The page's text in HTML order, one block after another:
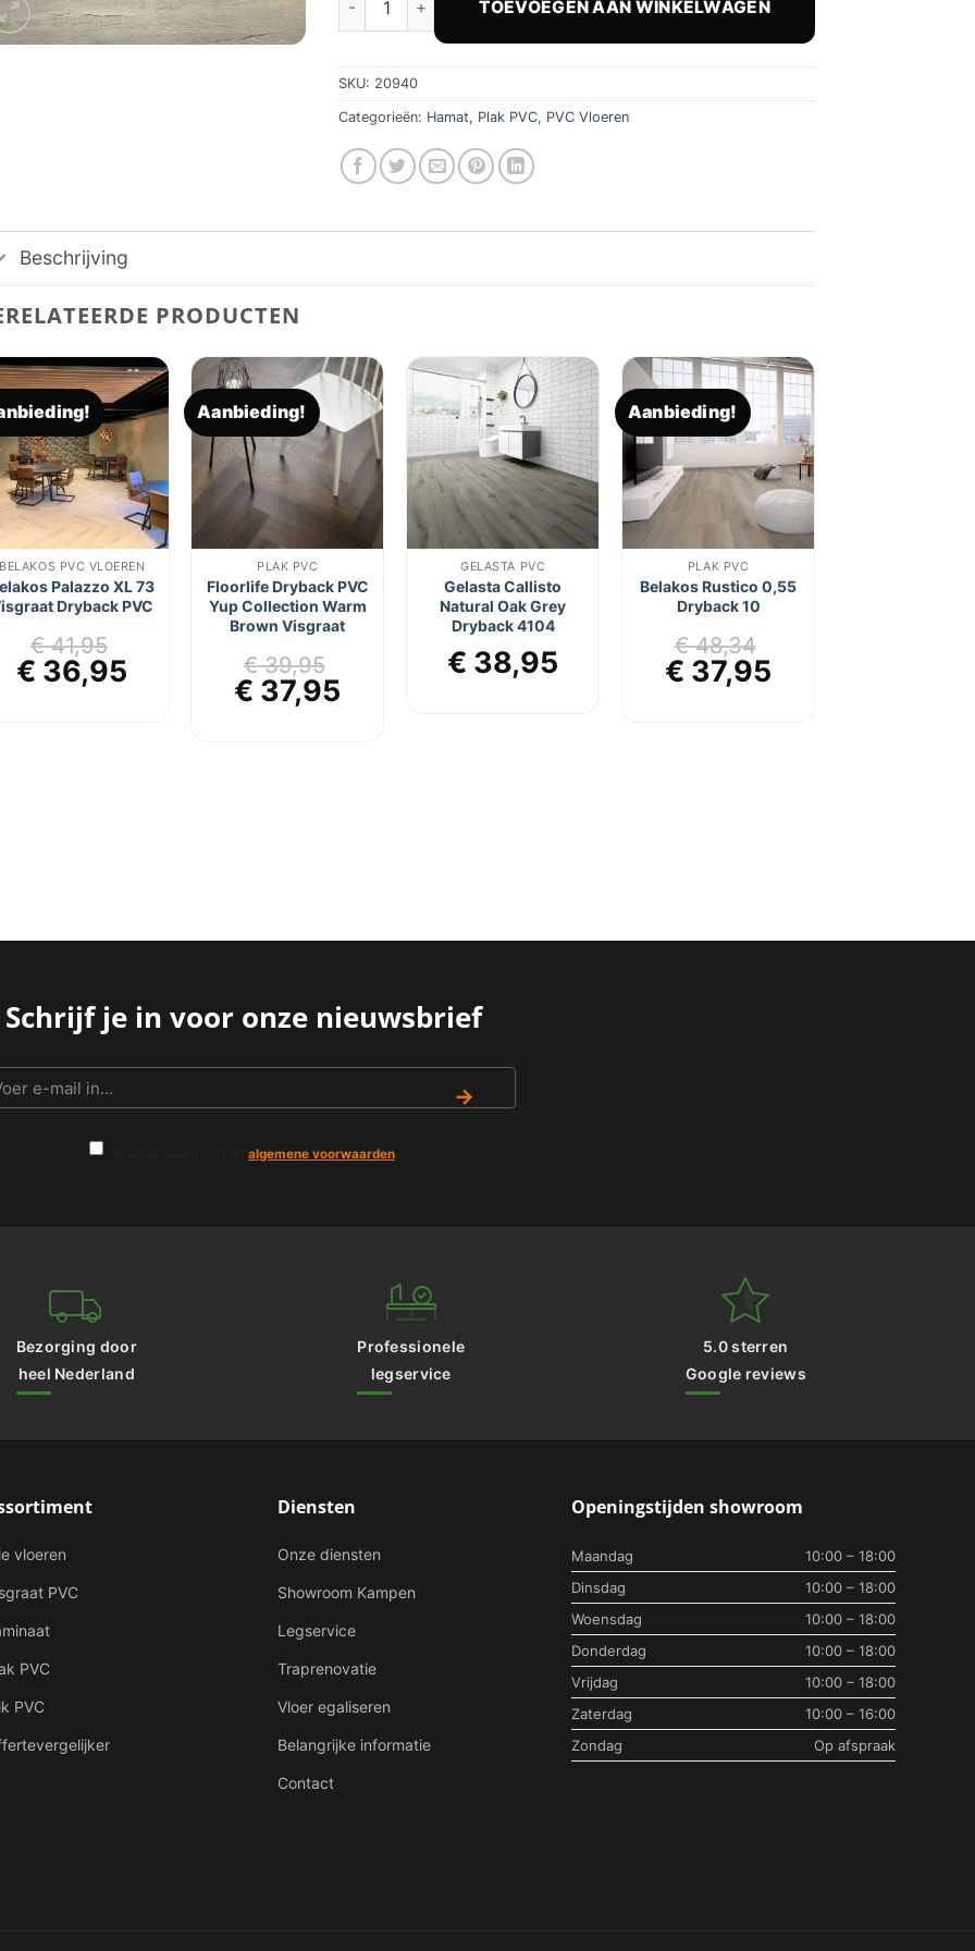
€ 39,95.€ 28,96.
TOEVOEGEN AAN WINKELWAGEN
SKU: 20940
Categorieën: Hamat, Plak PVC, PVC Vloeren
Beschrijving
PRODUCTEN
Toevoegen
aan
verlanglijst
BELAKOS PVC VLOEREN
Palazzo XL 73
Dryback PVC
€41,95
Oorspronkelijke
prijs
€ 36,95
Aanbieding!Toevoegen
aan
verlanglijst
PLAK PVC
Floorlife Dryback PVC
Yup Collection Warm
Brown Visgraat
€39,95
Oorspronkelijke
prijs
€ 37,95
Toevoegen
aan
verlanglijst
GELASTA PVC
Gelasta Callisto
Natural Oak Grey
Dryback 4104
€ 38,95
Aanbieding!Toevoegen
aan
verlanglijst
PLAK PVC
Belakos Rustico 0,55
Dryback 10
€48,34
Oorspronkelijke
prijs
€ 37,95
Schrijf je in voor onze nieuwsbrief
→
algemene voorwaarden
Bezorging door
heel Nederland
Professionele
legservice
5.0 sterren
Google reviews
vloeren
PVC
PVC
PVC
Diensten
Onze diensten
Showroom Kampen
Legservice
Traprenovatie
Vloer egaliseren
Belangrijke informatie
Contact
Openingstijden showroom
Maandag
10:00 – 18:00
Dinsdag
10:00 – 18:00
Woensdag
10:00 – 18:00
Donderdag
10:00 – 18:00
Vrijdag
10:00 – 18:00
Zaterdag
10:00 – 16:00
Zondag
Op afspraak